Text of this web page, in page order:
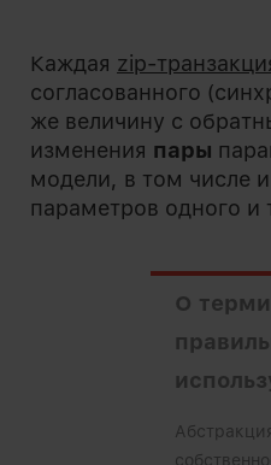
Каждая zip-
согласованного
же величину с
изменения пары
модели, в том числе
параметров одного и
О